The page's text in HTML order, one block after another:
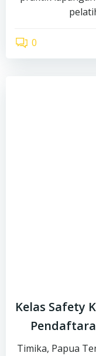
0
Kelas Safety
Timika, Papua